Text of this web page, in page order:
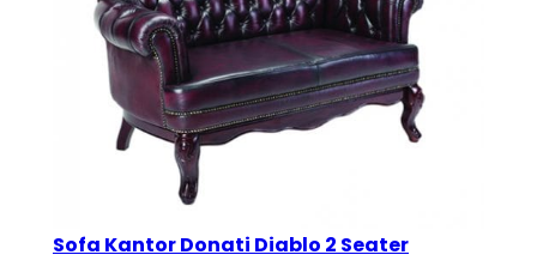
Sofa Kantor Donati Diablo 2 Seater